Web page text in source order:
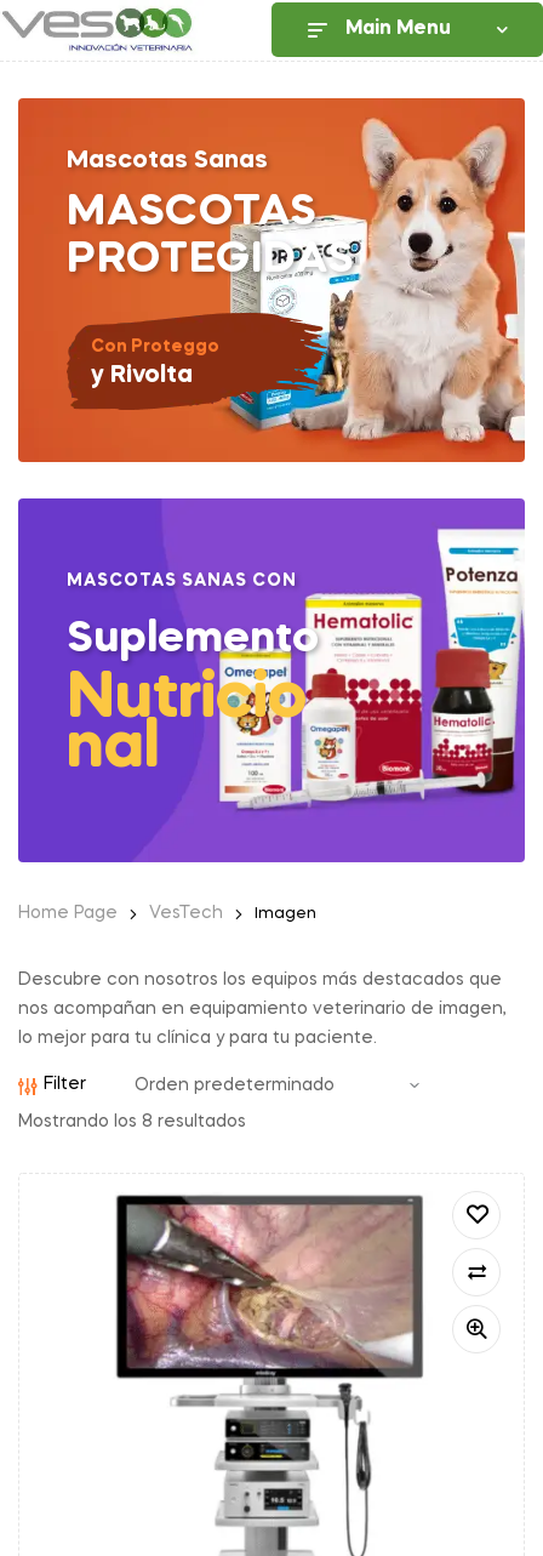
Main Menu
MASCOTAS
PROTEGIDAS
Mascotas Sanas
Con Proteggo
y Rivolta
MASCOTAS SANAS CON
Suplemento
Nutricio
nal
Home Page VesTech Imagen
Descubre con nosotros los equipos más destacados que
nos acompañan en equipamiento veterinario de imagen,
lo mejor para tu clínica y para tu paciente.
Filter
Mostrando los 8 resultados